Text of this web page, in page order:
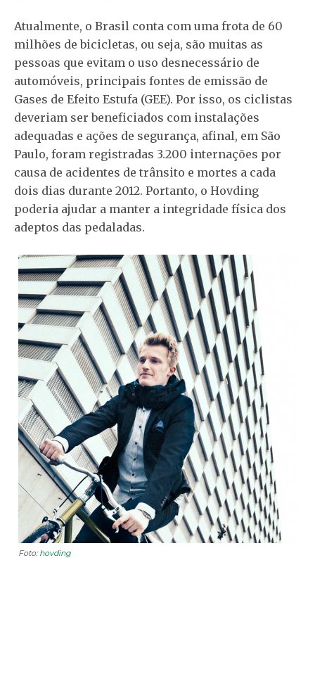
Atualmente, o Brasil conta com uma frota de 60
milhões de bicicletas, ou seja, são muitas as
pessoas que evitam o uso desnecessário de
automóveis, principais fontes de emissão de
Gases de Efeito Estufa (GEE). Por isso, os ciclistas
deveriam ser beneficiados com instalações
adequadas e ações de segurança, afinal, em São
Paulo, foram registradas 3.200 internações por
causa de acidentes de trânsito e mortes a cada
dois dias durante 2012. Portanto, o Hovding
poderia ajudar a manter a integridade física dos
adeptos das pedaladas.
Foto: hovding